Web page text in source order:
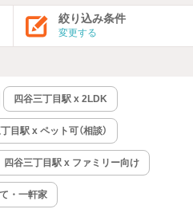
絞り込み条件
変更する
四谷三丁目駅 x 2LDK
目駅 x ペット可（相談）
四谷三丁目駅 x ファミリー向け
・一軒家